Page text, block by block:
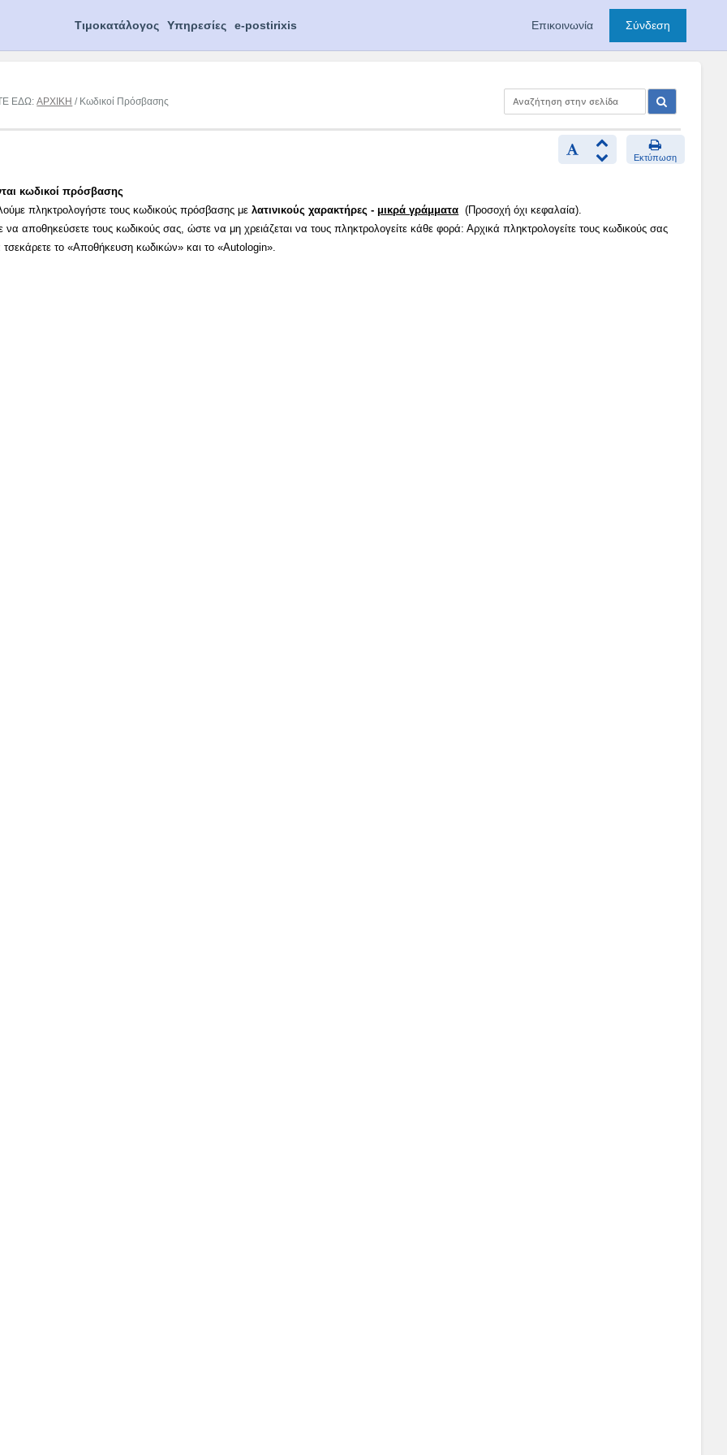
Τιμοκατάλογος Υπηρεσίες e-postirixis Επικοινωνία Σύνδεση
ΕΔΩ:ΑΡΧΙΚΗ / Κωδικοί Πρόσβασης
Εκτύπωση
κωδικοί πρόσβασης
πληκτρολογήστε τους κωδικούς πρόσβασης μελατινικούς χαρακτήρες - μικρά γράμματα (Προσοχή όχι κεφαλαία).
να αποθηκεύσετε τους κωδικούς σας, ώστε να μη χρειάζεται να τους πληκτρολογείτε κάθε φορά: Αρχικά πληκτρολογείτε τους κωδικούς σας
τσεκάρετε το «Αποθήκευση κωδικών» και το «Autologin».